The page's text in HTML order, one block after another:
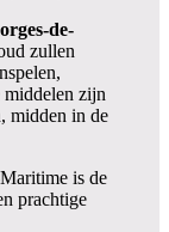
de-
zullen
zijn
midden in de
is de
prachtige